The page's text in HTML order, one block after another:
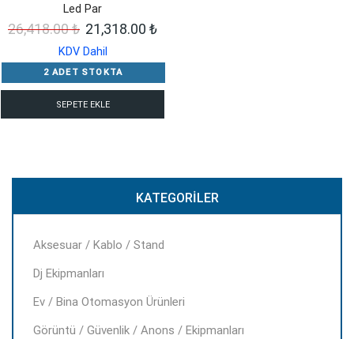
Led Par
26,418.00₺ Orijinal
fiyat:
26,418.00 ₺.
21,318.00 ₺Şu
21,318.00 ₺.
KDV Dahil
2 ADET STOKTA
SEPETE EKLE
KATEGORILER
Aksesuar / Kablo / Stand
Dj Ekipmanları
Ev / Bina Otomasyon Ürünleri
Görüntü / Güvenlik / Anons / Ekipmanları